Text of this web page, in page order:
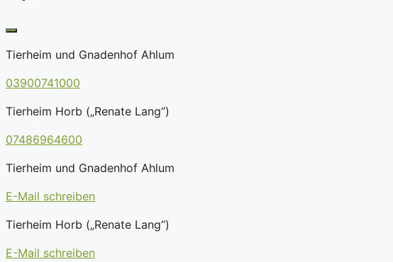
Tierheim und Gnadenhof Ahlum
03900741000
Tierheim Horb („Renate Lang“)
07486964600
Tierheim und Gnadenhof Ahlum
E-Mail schreiben
Tierheim Horb („Renate Lang“)
E-Mail schreiben